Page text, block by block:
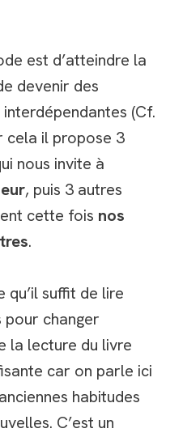
est d’atteindre la
devenir des
(Cf.
cela il propose 3
nous invite à
, puis 3 autres
cette fois nos
.
qu’il suffit de lire
pour changer
la lecture du livre
car on parle ici
habitudes
C’est un